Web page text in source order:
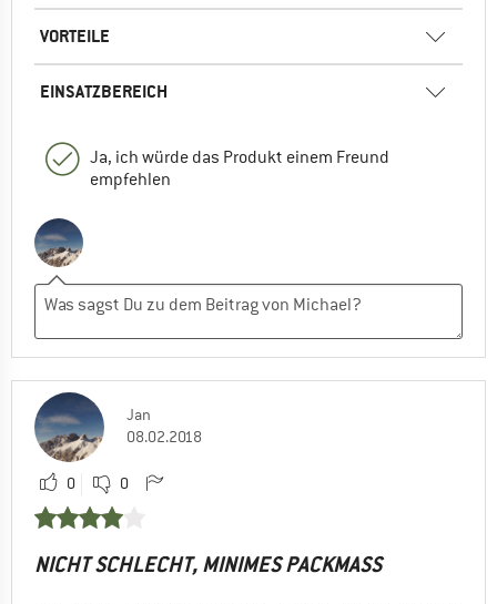
VORTEILE
EINSATZBEREICH
Ja, ich würde das Produkt einem Freund
empfehlen
Jan
08.02.2018
0 0
NICHT SCHLECHT, MINIMES PACKMASS